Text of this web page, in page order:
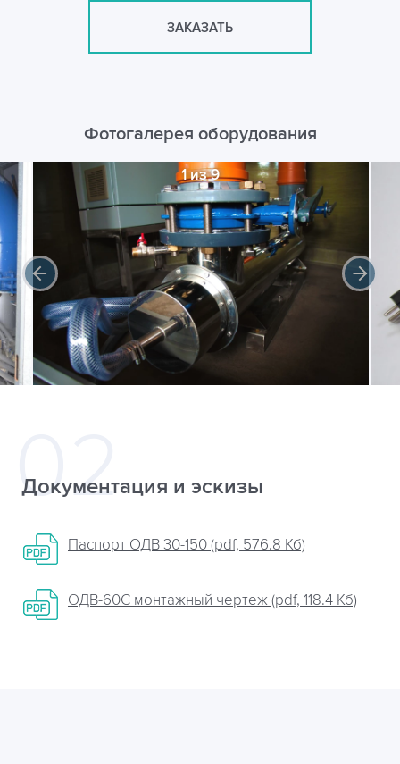
ЗАКАЗАТЬ
Фотогалерея оборудования
1 из 9
Документация и эскизы
Паспорт ОДВ 30-150 (pdf, 576.8 Кб)
ОДВ-60С монтажный чертеж (pdf, 118.4 Кб)